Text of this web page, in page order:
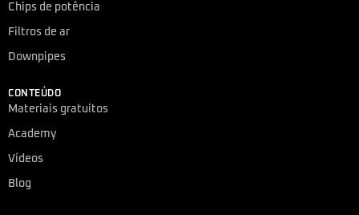
Chips de potência
Filtros de ar
Downpipes
CONTEÚDO
Materiais gratuitos
Academy
Vídeos
Blog